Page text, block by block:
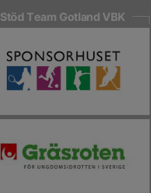
Stöd Team Gotland VBK